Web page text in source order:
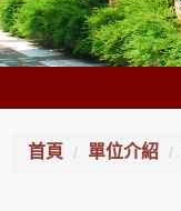
首頁 單位介紹